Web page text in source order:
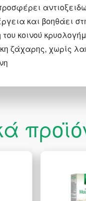
και βοηθάει
κοινού
ζάχαρης, χωρίς